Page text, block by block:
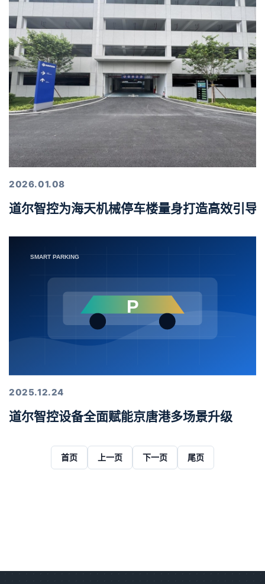
2026.01.08
道尔智控为海天机械停车楼量身打造高效引导
2025.12.24
道尔智控设备全面赋能京唐港多场景升级
首页 上一页 下一页 尾页